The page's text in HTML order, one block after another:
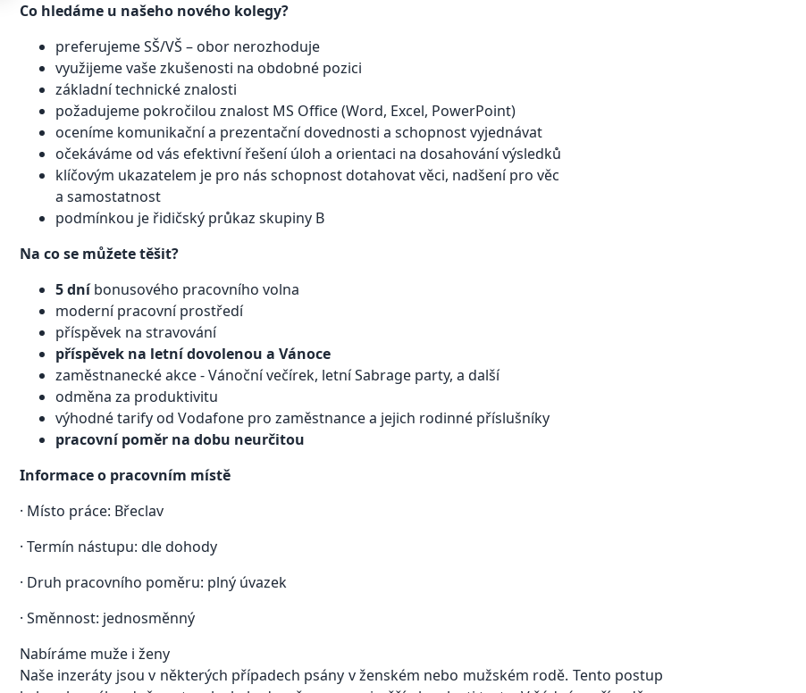
Co hledáme u našeho nového kolegy?
preferujeme SŠ/VŠ – obor nerozhoduje
využijeme vaše zkušenosti na obdobné pozici
základní technické znalosti
požadujeme pokročilou znalost MS Office (Word, Excel, PowerPoint)
oceníme komunikační a prezentační dovednosti a schopnost vyjednávat
očekáváme od vás efektivní řešení úloh a orientaci na dosahování výsledků
klíčovým ukazatelem je pro nás schopnost dotahovat věci, nadšení pro věc
a samostatnost
podmínkou je řidičský průkaz skupiny B
Na co se můžete těšit?
5 dníbonusového pracovního volna
moderní pracovní prostředí
příspěvek na stravování
příspěvek na letní dovolenou a Vánoce
zaměstnanecké akce - Vánoční večírek, letní Sabrage party, a další
odměna za produktivitu
výhodné tarify od Vodafone pro zaměstnance a jejich rodinné příslušníky
pracovní poměr na dobu neurčitou
Informace o pracovním místě
· Místo práce: Břeclav
· Termín nástupu: dle dohody
· Druh pracovního poměru: plný úvazek
· Směnnost: jednosměnný
Nabíráme muže i ženy
Naše inzeráty jsou v některých případech psány v ženském nebo mužském rodě. Tento postup